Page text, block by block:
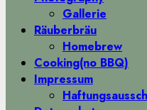
Gallerie
Räuberbräu
Homebrew
Cooking(no BBQ)
Impressum